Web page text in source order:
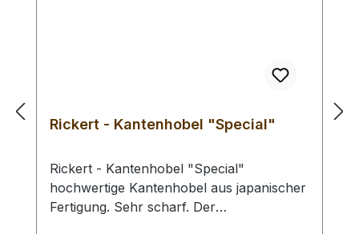
Rickert - Kantenhobel "Special"
Rickert - Kantenhobel "Special"
hochwertige Kantenhobel aus japanischer
Fertigung. Sehr scharf. Der